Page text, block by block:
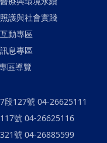
護與社會實踐
動專區
息專區
區導覽
段127號 04-26625111
號 04-26625116
號 04-26885599